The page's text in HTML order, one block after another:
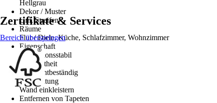
Hellgrau
Dekor / Muster
Uni, Streifen
Räume
Flur / Diele, Küche, Schlafzimmer, Wohnzimmer
Eigenschaft
Dimensionsstabil
Farbechtheit
Gut Lichtbeständig
Verarbeitung
Wand einkleistern
Entfernen von Tapeten
Zertifikate & Services
Bereich überspringen